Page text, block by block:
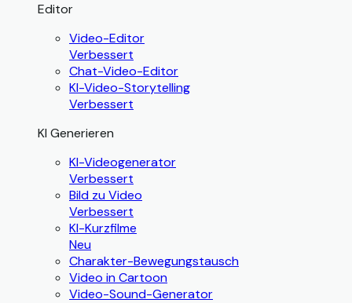
Editor
Video-Editor
Verbessert
Chat-Video-Editor
KI-Video-Storytelling
Verbessert
KI Generieren
KI-Videogenerator
Verbessert
Bild zu Video
Verbessert
KI-Kurzfilme
Neu
Charakter-Bewegungstausch
Video in Cartoon
Video-Sound-Generator